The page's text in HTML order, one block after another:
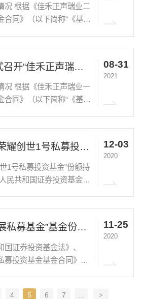
业二
合同》（以下简称“《基金
关于以现场方式召开“佳禾正声瑞业一号私募投资基金” 基金份额持有人大会的公告
业一
合同》（以下简称“《基金
08-31
2021
关于召开“恒泽荣耀创世1号私募投资基金”份额持有人大会的通知
1号私募投资基金”份额持
民共和国证券投资基金
12-03
2020
“尧舜禹旅游发展私募基金”基金份额持有人大会表决结果暨决议生效的公告
证券投资基金法》、
募投资基金基金合同》的
11-25
2020
4 5 6 7 ...